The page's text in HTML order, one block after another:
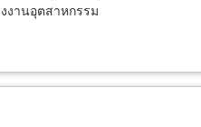
งานอุตสาหกรรม